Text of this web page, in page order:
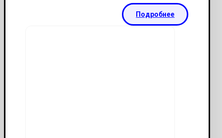
Подробнее